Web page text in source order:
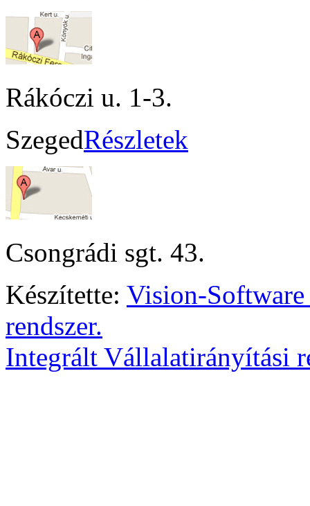
Rákóczi u. 1-3.
SzegedRészletek
Csongrádi sgt. 43.
Készítette: Vision-
rendszer.
Integrált Vállalatirányítási